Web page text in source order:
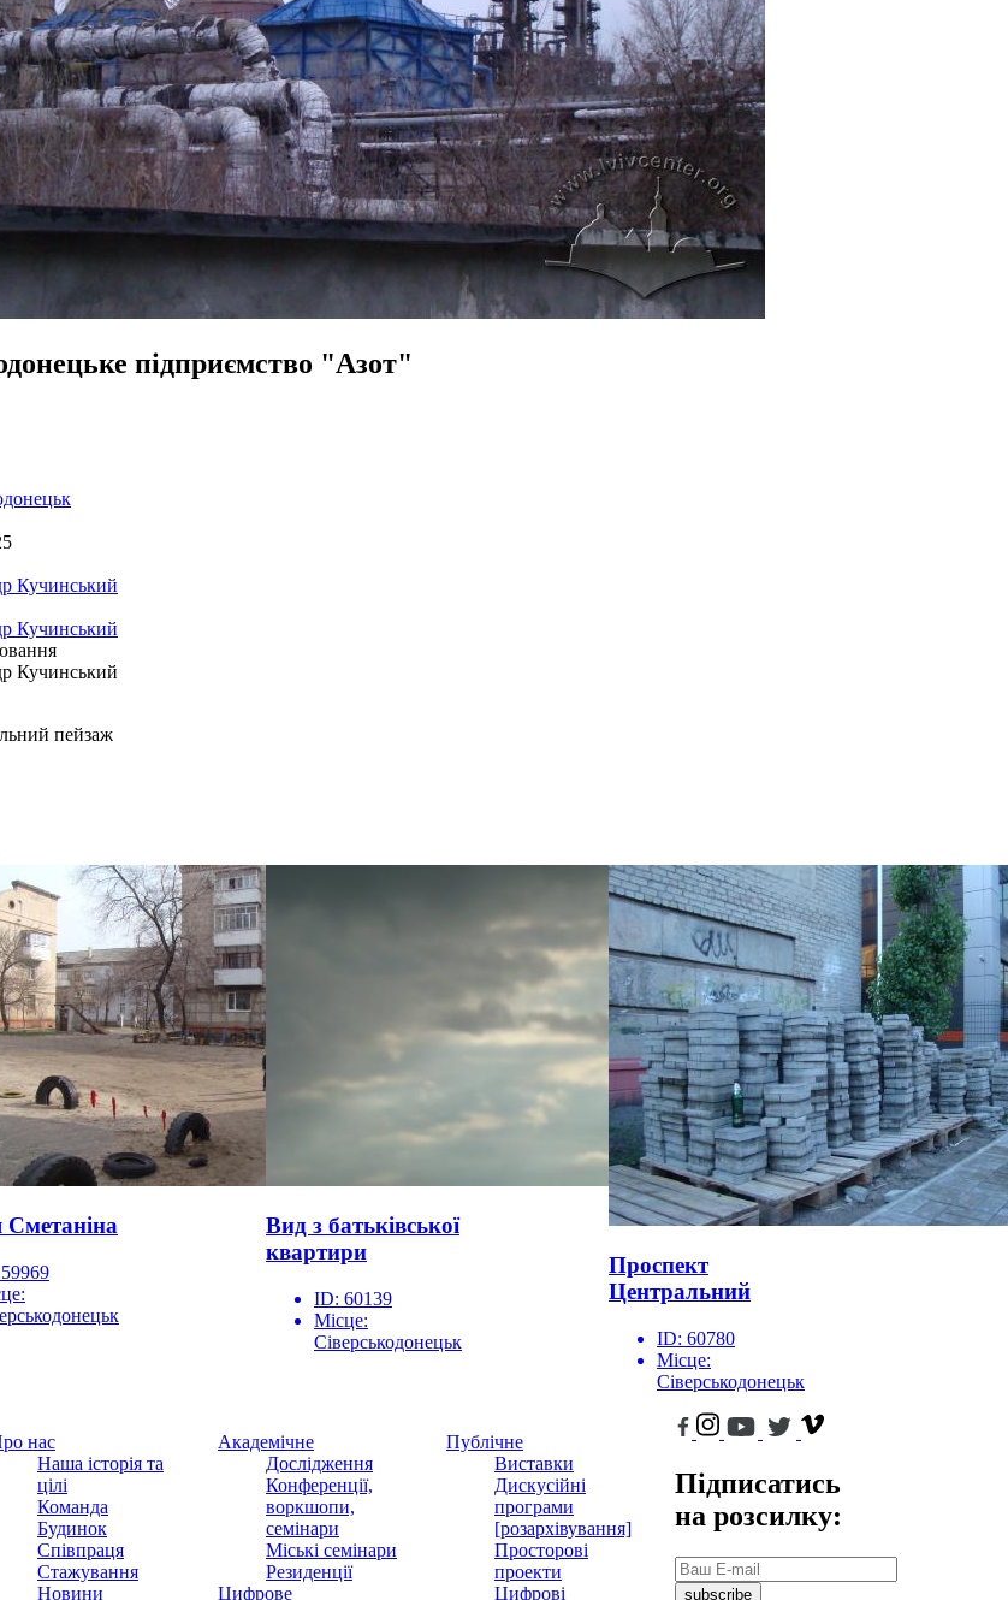
підприємство "Азот"
Кучинський
Кучинський
Кучинський
пейзаж
59969
Вид з батьківської
квартири
ID: 60139
Місце:
Сіверськодонецьк
Проспект
Центральний
ID: 60780
Місце:
Сіверськодонецьк
нас
Наша історія та
цілі
Команда
Будинок
Співпраця
Стажування
Новини
Академічне
Дослідження
Конференції,
воркшопи,
семінари
Міські семінари
Резиденції
Цифрове
Публічне
Виставки
Дискусійні
програми
[розархівування]
Просторові
проекти
Цифрові
Підписатись
на розсилку:
subscribe